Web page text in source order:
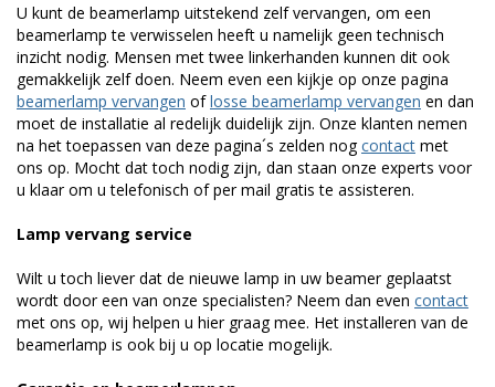
U kunt de beamerlamp uitstekend zelf vervangen, om een
beamerlamp te verwisselen heeft u namelijk geen technisch
inzicht nodig. Mensen met twee linkerhanden kunnen dit ook
gemakkelijk zelf doen. Neem even een kijkje op onze pagina
beamerlamp vervangen oflosse beamerlamp vervangen en dan
moet de installatie al redelijk duidelijk zijn. Onze klanten nemen
na het toepassen van deze pagina´s zelden nogcontact met
ons op. Mocht dat toch nodig zijn, dan staan onze experts voor
u klaar om u telefonisch of per mail gratis te assisteren.
Lamp vervang service
Wilt u toch liever dat de nieuwe lamp in uw beamer geplaatst
wordt door een van onze specialisten? Neem dan even contact
met ons op, wij helpen u hier graag mee. Het installeren van de
beamerlamp is ook bij u op locatie mogelijk.